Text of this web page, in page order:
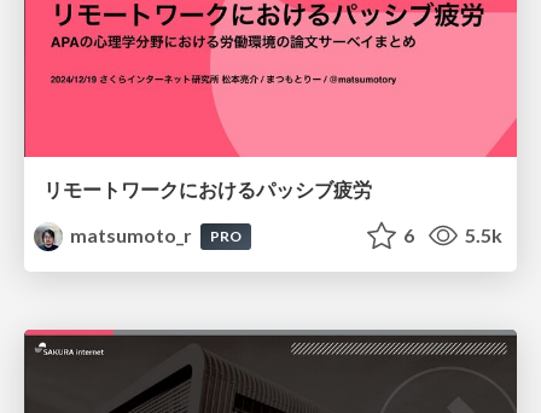
リモートワークにおけるパッシブ疲労
matsumoto_r
PRO 6 5.5k